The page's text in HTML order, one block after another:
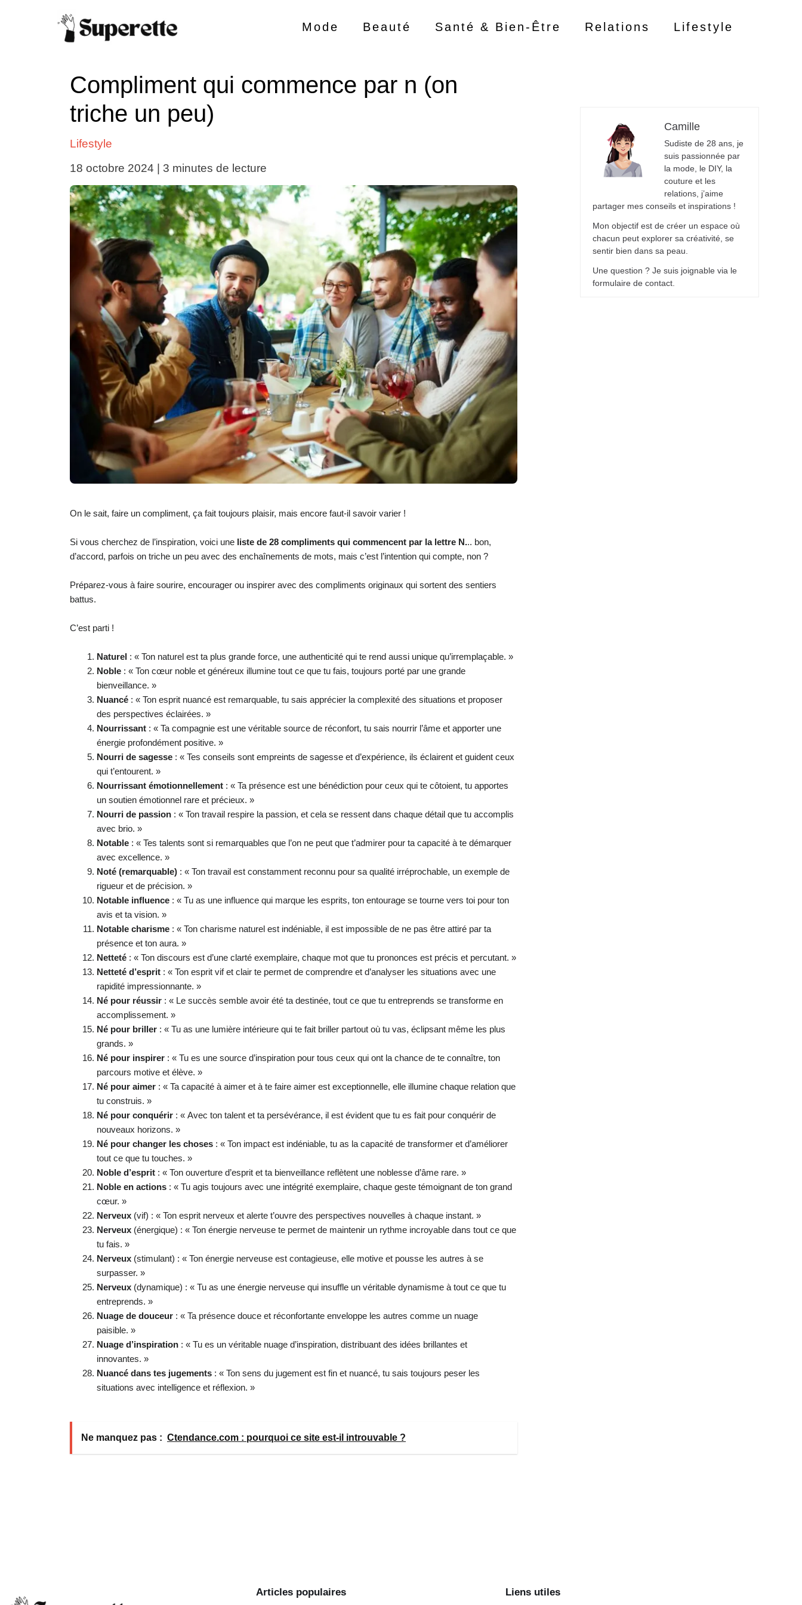
Mode Beauté Santé & Bien-Être Relations Lifestyle
Compliment qui commence par n (on
triche un peu)
Lifestyle
18 octobre 2024
3 minutes de lecture
On le sait, faire un compliment, ça fait toujours plaisir, mais encore faut-il savoir varier !
Si vous cherchez de l’inspiration, voici une liste de 28 compliments qui commencent par la lettre N... bon,
d’accord, parfois on triche un peu avec des enchaînements de mots, mais c’est l’intention qui compte, non ?
Préparez-vous à faire sourire, encourager ou inspirer avec des compliments originaux qui sortent des sentiers
battus.
C’est parti !
Naturel : « Ton naturel est ta plus grande force, une authenticité qui te rend aussi unique qu’irremplaçable. »
Noble : « Ton cœur noble et généreux illumine tout ce que tu fais, toujours porté par une grande
bienveillance. »
Nuancé : « Ton esprit nuancé est remarquable, tu sais apprécier la complexité des situations et proposer
des perspectives éclairées. »
Nourrissant : « Ta compagnie est une véritable source de réconfort, tu sais nourrir l’âme et apporter une
énergie profondément positive. »
Nourri de sagesse : « Tes conseils sont empreints de sagesse et d’expérience, ils éclairent et guident ceux
qui t’entourent. »
Nourrissant émotionnellement : « Ta présence est une bénédiction pour ceux qui te côtoient, tu apportes
un soutien émotionnel rare et précieux. »
Nourri de passion : « Ton travail respire la passion, et cela se ressent dans chaque détail que tu accomplis
avec brio. »
Notable : « Tes talents sont si remarquables que l’on ne peut que t’admirer pour ta capacité à te démarquer
avec excellence. »
Noté (remarquable) : « Ton travail est constamment reconnu pour sa qualité irréprochable, un exemple de
rigueur et de précision. »
Notable influence : « Tu as une influence qui marque les esprits, ton entourage se tourne vers toi pour ton
avis et ta vision. »
Notable charisme : « Ton charisme naturel est indéniable, il est impossible de ne pas être attiré par ta
présence et ton aura. »
Netteté : « Ton discours est d’une clarté exemplaire, chaque mot que tu prononces est précis et percutant. »
Netteté d’esprit : « Ton esprit vif et clair te permet de comprendre et d’analyser les situations avec une
rapidité impressionnante. »
Né pour réussir : « Le succès semble avoir été ta destinée, tout ce que tu entreprends se transforme en
accomplissement. »
Né pour briller : « Tu as une lumière intérieure qui te fait briller partout où tu vas, éclipsant même les plus
grands. »
Né pour inspirer : « Tu es une source d’inspiration pour tous ceux qui ont la chance de te connaître, ton
parcours motive et élève. »
Né pour aimer : « Ta capacité à aimer et à te faire aimer est exceptionnelle, elle illumine chaque relation que
tu construis. »
Né pour conquérir : « Avec ton talent et ta persévérance, il est évident que tu es fait pour conquérir de
nouveaux horizons. »
Né pour changer les choses : « Ton impact est indéniable, tu as la capacité de transformer et d’améliorer
tout ce que tu touches. »
Noble d’esprit : « Ton ouverture d’esprit et ta bienveillance reflètent une noblesse d’âme rare. »
Noble en actions : « Tu agis toujours avec une intégrité exemplaire, chaque geste témoignant de ton grand
cœur. »
Nerveux (vif) : « Ton esprit nerveux et alerte t’ouvre des perspectives nouvelles à chaque instant. »
Nerveux (énergique) : « Ton énergie nerveuse te permet de maintenir un rythme incroyable dans tout ce que
tu fais. »
Nerveux (stimulant) : « Ton énergie nerveuse est contagieuse, elle motive et pousse les autres à se
surpasser. »
Nerveux (dynamique) : « Tu as une énergie nerveuse qui insuffle un véritable dynamisme à tout ce que tu
entreprends. »
Nuage de douceur : « Ta présence douce et réconfortante enveloppe les autres comme un nuage
paisible. »
Nuage d’inspiration : « Tu es un véritable nuage d’inspiration, distribuant des idées brillantes et
innovantes. »
Nuancé dans tes jugements : « Ton sens du jugement est fin et nuancé, tu sais toujours peser les
situations avec intelligence et réflexion. »
Ne manquez pas : Ctendance.com : pourquoi ce site est-il introuvable ?
Camille
Sudiste de 28 ans, je
suis passionnée par
la mode, le DIY, la
couture et les
relations, j’aime
partager mes conseils et inspirations !
Mon objectif est de créer un espace où
chacun peut explorer sa créativité, se
sentir bien dans sa peau.
Une question ? Je suis joignable via le
formulaire de contact.
Articles populaires Liens utiles